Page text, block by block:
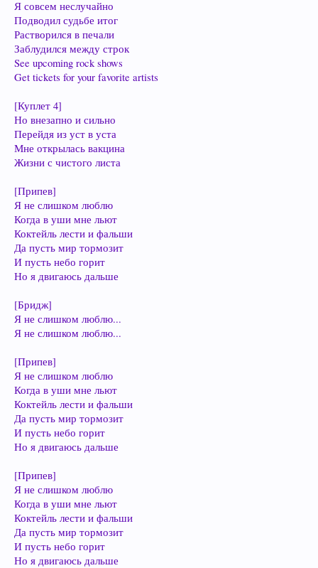
Я совсем неслучайно
Подводил судьбе итог
Растворился в печали
Заблудился между строк
See upcoming rock shows
Get tickets for your favorite artists
[Куплет 4]
Но внезапно и сильно
Перейдя из уст в уста
Мне открылась вакцина
Жизни с чистого листа
[Припев]
Я не слишком люблю
Когда в уши мне льют
Коктейль лести и фальши
Да пусть мир тормозит
И пусть небо горит
Но я двигаюсь дальше
[Бридж]
Я не слишком люблю...
Я не слишком люблю...
[Припев]
Я не слишком люблю
Когда в уши мне льют
Коктейль лести и фальши
Да пусть мир тормозит
И пусть небо горит
Но я двигаюсь дальше
[Припев]
Я не слишком люблю
Когда в уши мне льют
Коктейль лести и фальши
Да пусть мир тормозит
И пусть небо горит
Но я двигаюсь дальше